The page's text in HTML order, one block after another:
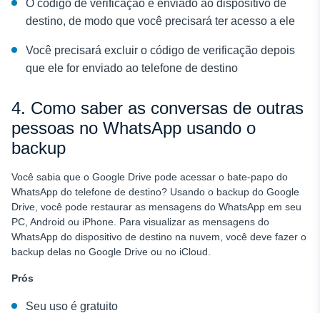
O código de verificação é enviado ao dispositivo de
destino, de modo que você precisará ter acesso a ele
Você precisará excluir o código de verificação depois
que ele for enviado ao telefone de destino
4. Como saber as conversas de outras
pessoas no WhatsApp usando o
backup
Você sabia que o Google Drive pode acessar o bate-papo do
WhatsApp do telefone de destino? Usando o backup do Google
Drive, você pode restaurar as mensagens do WhatsApp em seu
PC, Android ou iPhone. Para visualizar as mensagens do
WhatsApp do dispositivo de destino na nuvem, você deve fazer o
backup delas no Google Drive ou no iCloud.
Prós
Seu uso é gratuito